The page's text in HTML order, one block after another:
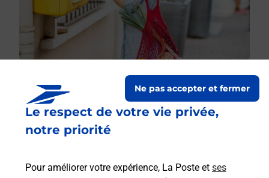
Le respect de votre vie privée,
notre priorité
Pour améliorer votre expérience, La Poste et ses
Ne pas accepter et fermer
Boîte aux lettres La Poste
1 Chemin De La Chapelle
Le lien s'ouvre dans un nouvel onglet